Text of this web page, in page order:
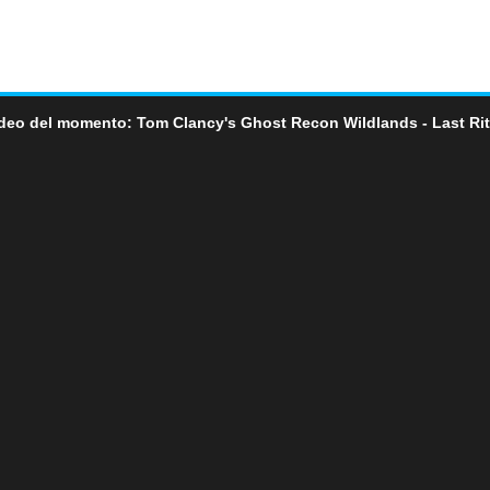
del momento: Tom Clancy's Ghost Recon Wildlands - Last